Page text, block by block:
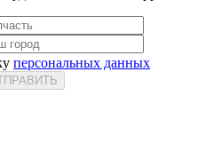
персональных данных